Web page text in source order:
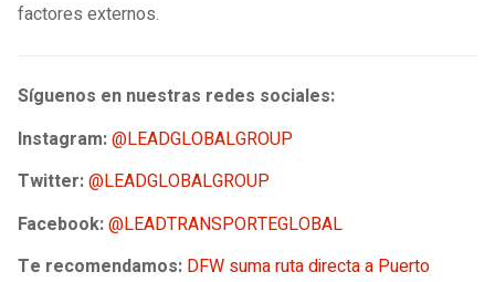
factores externos.
Síguenos en nuestras redes sociales:
Instagram:@LEADGLOBALGROUP
Twitter:@LEADGLOBALGROUP
Facebook:@LEADTRANSPORTEGLOBAL
Te recomendamos: DFW suma ruta directa a Puerto